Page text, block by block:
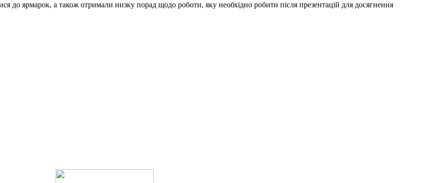
до ярмарок, а також отримали низку порад щодо роботи, яку необхідно робити після презентацій для досягнення